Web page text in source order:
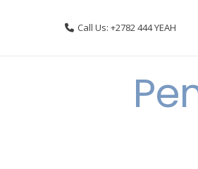
Call Us: +2782 444 YEAH